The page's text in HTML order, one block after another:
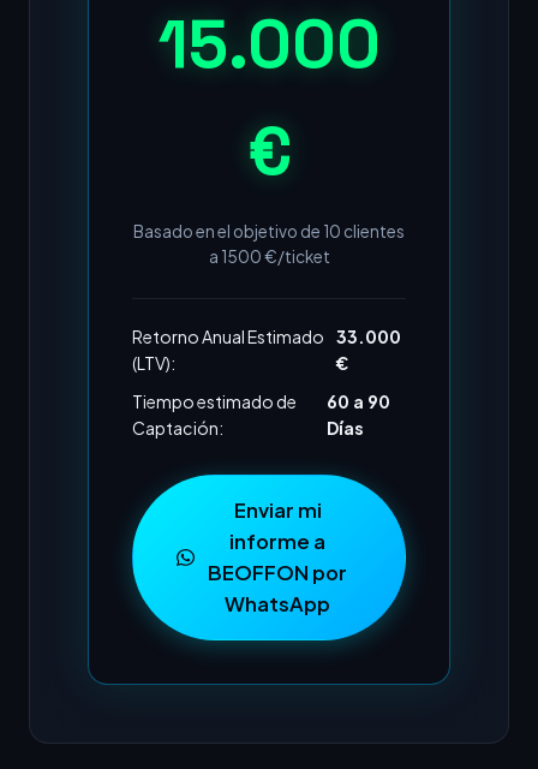
15.000
€
Basado en el objetivo de 10 clientes
a 1500€/ticket
Retorno Anual Estimado
(LTV):
33.000
€
Tiempo estimado de
Captación:
60 a 90
Días
Enviar mi
informe a
BEOFFON por
WhatsApp